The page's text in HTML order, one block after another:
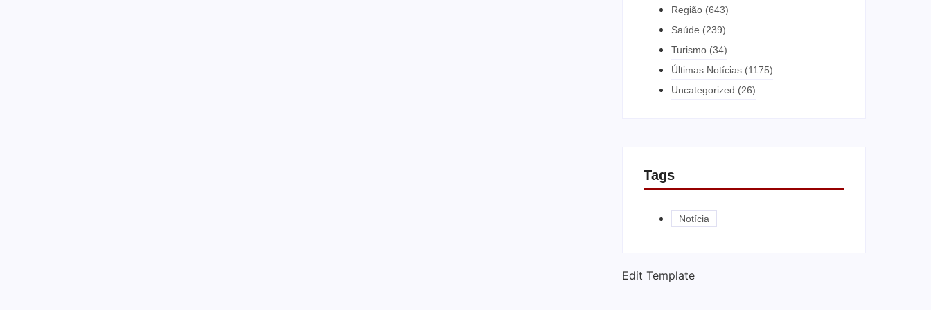
Região (643)
Saúde (239)
Turismo (34)
Últimas Notícias (1175)
Uncategorized (26)
Tags
Notícia
Edit Template